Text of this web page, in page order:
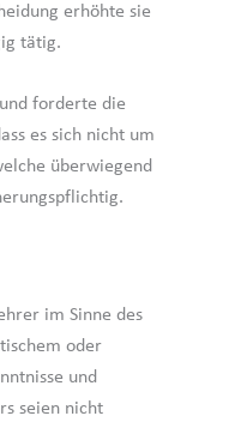
erhöhte sie
tätig.
forderte die
es sich nicht um
überwiegend
im Sinne des
oder
und
seien nicht